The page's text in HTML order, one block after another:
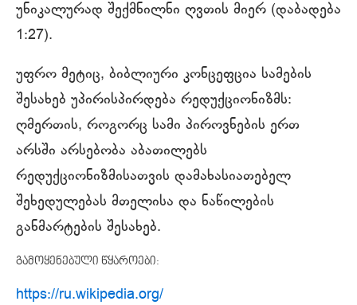
უნიკალურად შექმნილნი ღვთის მიერ (დაბადება
1:27).
უფრო მეტიც, ბიბლიური კონცეფცია სამების
შესახებ უპირისპირდება რედუქციონიზმს:
ღმერთის, როგორც სამი პიროვნების ერთ
არსში არსებობა აბათილებს
რედუქციონიზმისათვის დამახასიათებელ
შეხედულებას მთელისა და ნაწილების
განმარტების შესახებ.
გამოყენებული წყაროები:
https://ru.wikipedia.org/